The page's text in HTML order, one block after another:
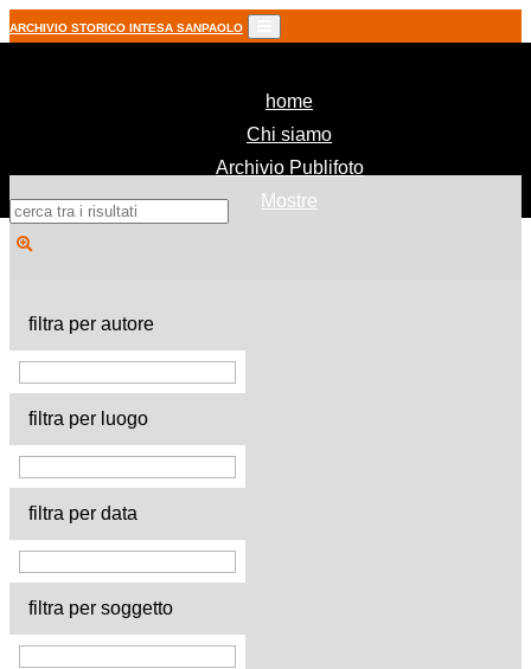
ARCHIVIO STORICO INTESA SANPAOLO
home(current)
Chi siamo
Archivio Publifoto
Mostre
filtra per autore
filtra per luogo
filtra per data
filtra per soggetto